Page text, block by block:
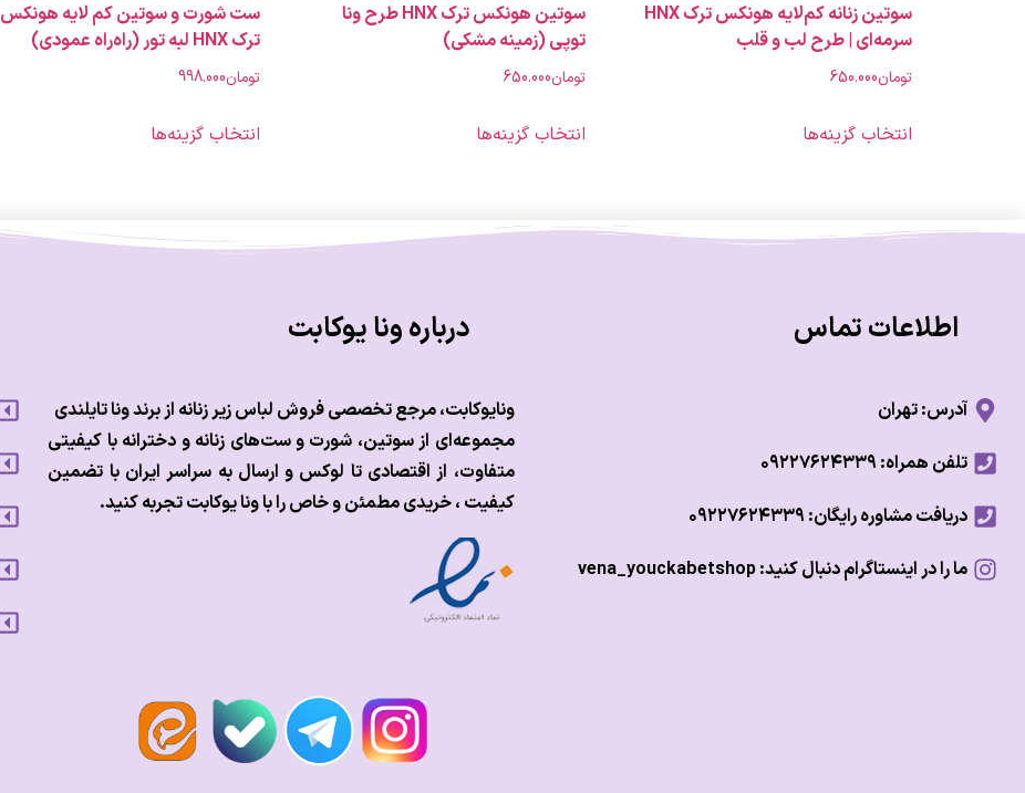
سوتین زنانه کم‌لایه هونکس ترک HNX
سرمه‌ای | طرح لب و قلب
تومان650.000
انتخاب گزینه‌ها
سوتین هونکس ترک HNX طرح ونا
توپی (زمینه مشکی)
تومان650.000
انتخاب گزینه‌ها
ست شورت و سوتین کم لایه هونکس
ترک HNX لبه تور (راه‌راه عمودی)
تومان998.000
انتخاب گزینه‌ها
اطلاعات تماس
آدرس: تهران
تلفن همراه: ۰۹۲۲۷۶۲۴۳۳۹
دریافت مشاوره رایگان: ۰۹۲۲۷۶۲۴۳۳۹
ما را در اینستاگرام دنبال کنید: vena_youckabetshop
درباره ونا یوکابت
ونایوکابت، مرجع تخصصی فروش لباس زیر زنانه از برند ونا تایلندی
مجموعه‌ای از سوتین، شورت و ست‌های زنانه و دخترانه با کیفیتی
متفاوت، از اقتصادی تا لوکس و ارسال به سراسر ایران با تضمین
کیفیت ، خریدی مطمئن و خاص را با ونا یوکابت تجربه کنید.